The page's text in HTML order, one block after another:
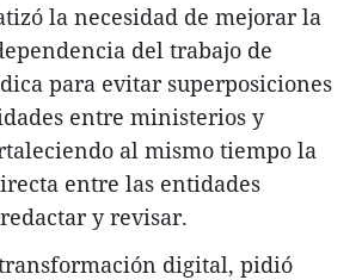
la necesidad de mejorar la
del trabajo de
para evitar superposiciones
entre ministerios y
al mismo tiempo la
entre las entidades
y revisar.
digital, pidió